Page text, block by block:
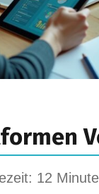
12